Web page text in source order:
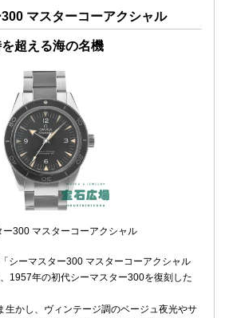
マスターコーアクシャル
を超える海の名機
ー300 マスターコーアクシャル
シーマスター300 マスターコーアクシャル
1957年の初代シーマスター300を復刻した
生かし、ヴィンテージ調のベージュ夜光やサ